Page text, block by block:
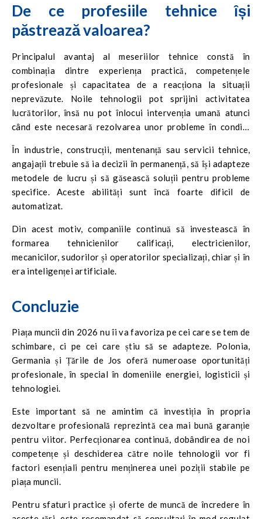
De ce profesiile tehnice își
păstrează valoarea?
Principalul avantaj al meseriilor tehnice constă în
combinația dintre experiența practică, competențele
profesionale și capacitatea de a reacționa la situații
neprevăzute. Noile tehnologii pot sprijini activitatea
lucrătorilor, însă nu pot înlocui intervenția umană atunci
când este necesară rezolvarea unor probleme în condiții
În industrie, construcții, mentenanță sau servicii tehnice,
angajații trebuie să ia decizii în permanență, să își adapteze
metodele de lucru și să găsească soluții pentru probleme
specifice. Aceste abilități sunt încă foarte dificil de
automatizat.
Din acest motiv, companiile continuă să investească în
formarea tehnicienilor calificați, electricienilor,
mecanicilor, sudorilor și operatorilor specializați, chiar și în
era inteligenței artificiale.
Concluzie
Piața muncii din 2026 nu îi va favoriza pe cei care se tem de
schimbare, ci pe cei care știu să se adapteze. Polonia,
Germania și Țările de Jos oferă numeroase oportunități
profesionale, în special în domeniile energiei, logisticii și
tehnologiei.
Este important să ne amintim că investiția în propria
dezvoltare profesională reprezintă cea mai bună garanție
pentru viitor. Perfecționarea continuă, dobândirea de noi
competențe și deschiderea către noile tehnologii vor fi
factori esențiali pentru menținerea unei poziții stabile pe
piața muncii.
Pentru sfaturi practice și oferte de muncă de încredere în